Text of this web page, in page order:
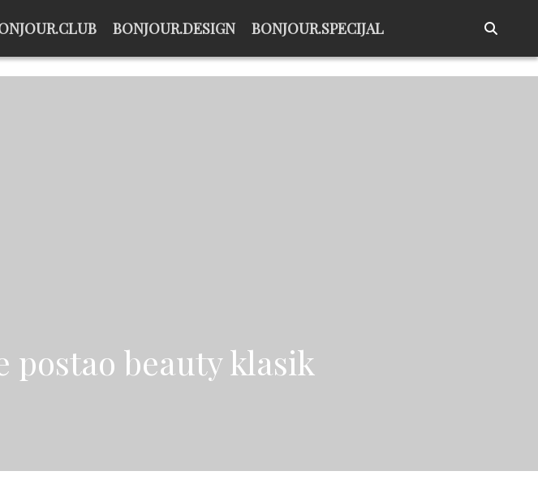
BONJOUR.DESIGN BONJOUR.SPECIJAL
postao beauty klasik